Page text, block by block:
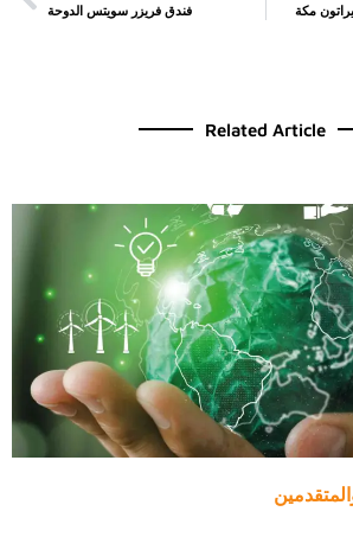
مكة فندق فريزر سويتس الدوحة
Related Article